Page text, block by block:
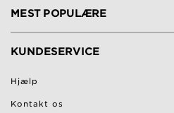
MEST POPULÆRE
KUNDESERVICE
Hjælp
Kontakt os